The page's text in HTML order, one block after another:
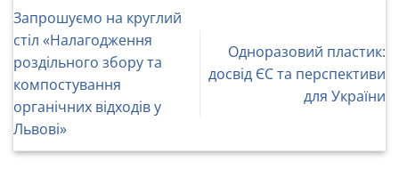
Запрошуємо на круглий
стіл «‎Налагодження
роздільного збору та
компостування
органічних відходів у
Львові»
Одноразовий пластик:
досвід ЄС та перспективи
для України